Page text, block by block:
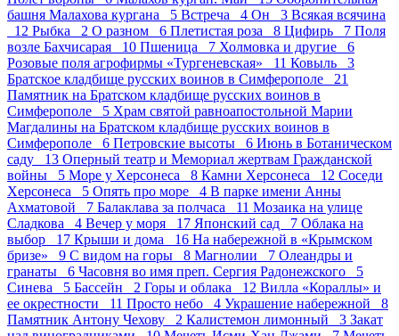
башня Малахова кургана 5 Встреча 4 Он 3 Всякая всячина
12 Рыбка 2 О разном 6 Плетистая роза 8 Цифирь 7 Поля
возле Бахчисарая 10 Пшеница 7 Холмовка и другие 6
Розовые поля агрофирмы «Тургеневская» 11 Ковыль 3
Братское кладбище русских воинов в Симферополе 21
Памятник на Братском кладбище русских воинов в
Симферополе 5 Храм святой равноапостольной Марии
Магдалины на Братском кладбище русских воинов в
Симферополе 6 Петровские высоты 6 Июнь в Ботаническом
саду 13 Оперный театр и Мемориал жертвам Гражданской
войны 5 Море у Херсонеса 8 Камни Херсонеса 12 Соседи
Херсонеса 5 Опять про море 4 В парке имени Анны
Ахматовой 7 Балаклава за полчаса 11 Мозаика на улице
Сладкова 4 Вечер у моря 17 Японский сад 7 Облака на
выбор 17 Крыши и дома 16 На набережной в «Крымском
бризе» 9 С видом на горы 8 Магнолии 7 Олеандры и
гранаты 6 Часовня во имя преп. Сергия Радонежского 5
Синева 5 Бассейн 2 Горы и облака 12 Вилла «Кораллы» и
ее окрестности 11 Просто небо 4 Украшение набережной 8
Памятник Антону Чехову 2 Калистемон лимонный 3 Закат